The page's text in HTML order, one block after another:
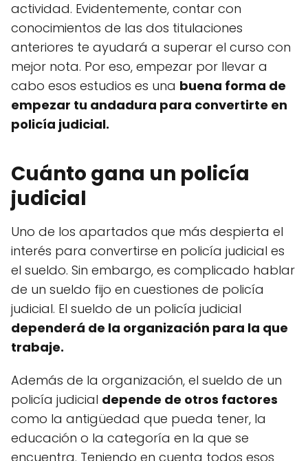
actividad. Evidentemente, contar con
conocimientos de las dos titulaciones
anteriores te ayudará a superar el curso con
mejor nota. Por eso, empezar por llevar a
cabo esos estudios es una buena forma de
empezar tu andadura para convertirte en
policía judicial.
Cuánto gana un policía
judicial
Uno de los apartados que más despierta el
interés para convertirse en policía judicial es
el sueldo. Sin embargo, es complicado hablar
de un sueldo fijo en cuestiones de policía
judicial. El sueldo de un policía judicial
dependerá de la organización para la que
trabaje.
Además de la organización, el sueldo de un
policía judicial depende de otros factores
como la antigüedad que pueda tener, la
educación o la categoría en la que se
encuentra. Teniendo en cuenta todos esos